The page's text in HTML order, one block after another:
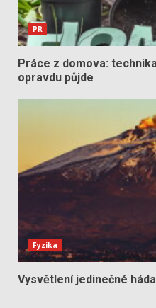
PR
Práce z domova:
opravdu půjde
Fyzika
Vysvětlení jedinečné